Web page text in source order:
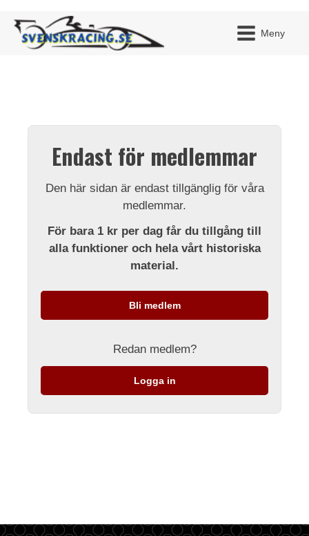
Meny
Endast för medlemmar
Den här sidan är endast tillgänglig för våra
medlemmar.
För bara 1 kr per dag får du tillgång till
alla funktioner och hela vårt historiska
material.
Bli medlem
Redan medlem?
Logga in